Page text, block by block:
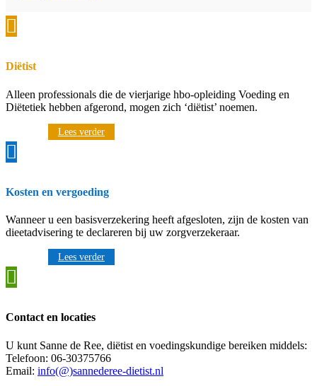

Diëtist
Alleen professionals die de vierjarige hbo-opleiding Voeding en
Diëtetiek hebben afgerond, mogen zich ‘diëtist’ noemen.
Lees verder

Kosten en vergoeding
Wanneer u een basisverzekering heeft afgesloten, zijn de kosten van
dieetadvisering te declareren bij uw zorgverzekeraar.
Lees verder

Contact en locaties
U kunt Sanne de Ree, diëtist en voedingskundige bereiken middels:
Telefoon: 06-30375766
Email: info(@)sannederee-dietist.nl